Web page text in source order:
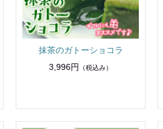
抹茶のガトーショコラ
3,996円
（税込み）